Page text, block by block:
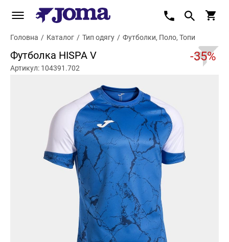
Головна / Каталог / Тип одягу / Футболки, Поло, Топи
Футболка HISPA V -35%
Артикул: 104391.702